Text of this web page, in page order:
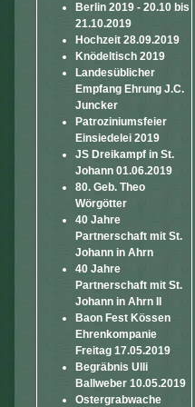
Berlin 2019 - 20.10 bis
21.10.2019
Hochzeit 28.09.2019
Knödeltisch 2019
Landesüblicher
Empfang Ehrung J.C.
Juncker
Patroziniumsfeier
Einsiedelei 2019
JS Dreikampf in St.
Johann 01.06.2019
80. Geb. Theo
Wörgötter
40 Jahre
Partnerschaft mit St.
Johann in Ahrn
40 Jahre
Partnerschaft mit St.
Johann in Ahrn II
Baon Fest Kössen
Ehrenkompanie
Freitag 17.05.2019
Begräbnis Ulli
Ballweber 10.05.2019
Ostergrabwache